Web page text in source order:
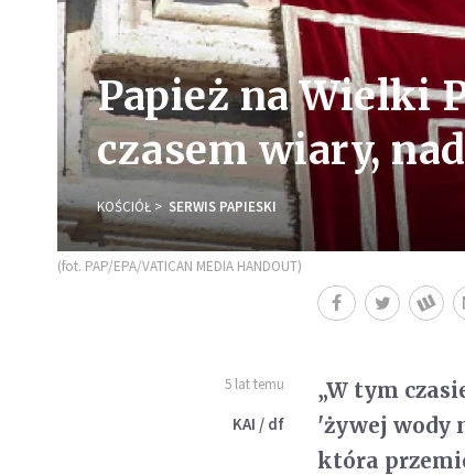
Papież na Wielki
czasem wiary,
KOŚCIÓŁ SERWIS PAPIESKI
(fot. PAP/EPA/VATICAN MEDIA HANDOUT)
5 lat temu
KAI / df
„W tym
'żywej wody
która